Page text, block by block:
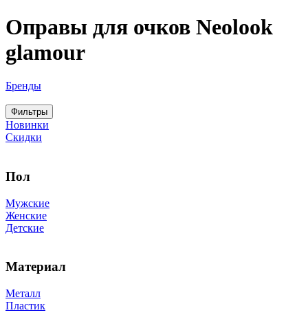
Оправы для очков Neolook
glamour
Бренды
Фильтры
Новинки
Скидки
Пол
Мужские
Женские
Детские
Материал
Металл
Пластик